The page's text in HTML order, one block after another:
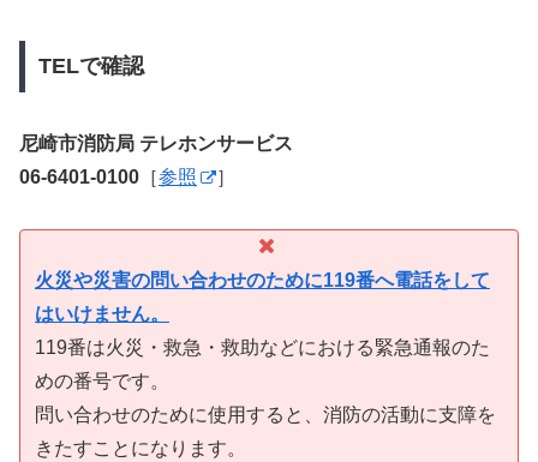
TELで確認
尼崎市消防局 テレホンサービス
06-6401-0100 ［参照 ］
火災や災害の問い合わせのために119番へ電話をして
はいけません。
119番は火災・救急・救助などにおける緊急通報のた
めの番号です。
問い合わせのために使用すると、消防の活動に支障を
きたすことになります。